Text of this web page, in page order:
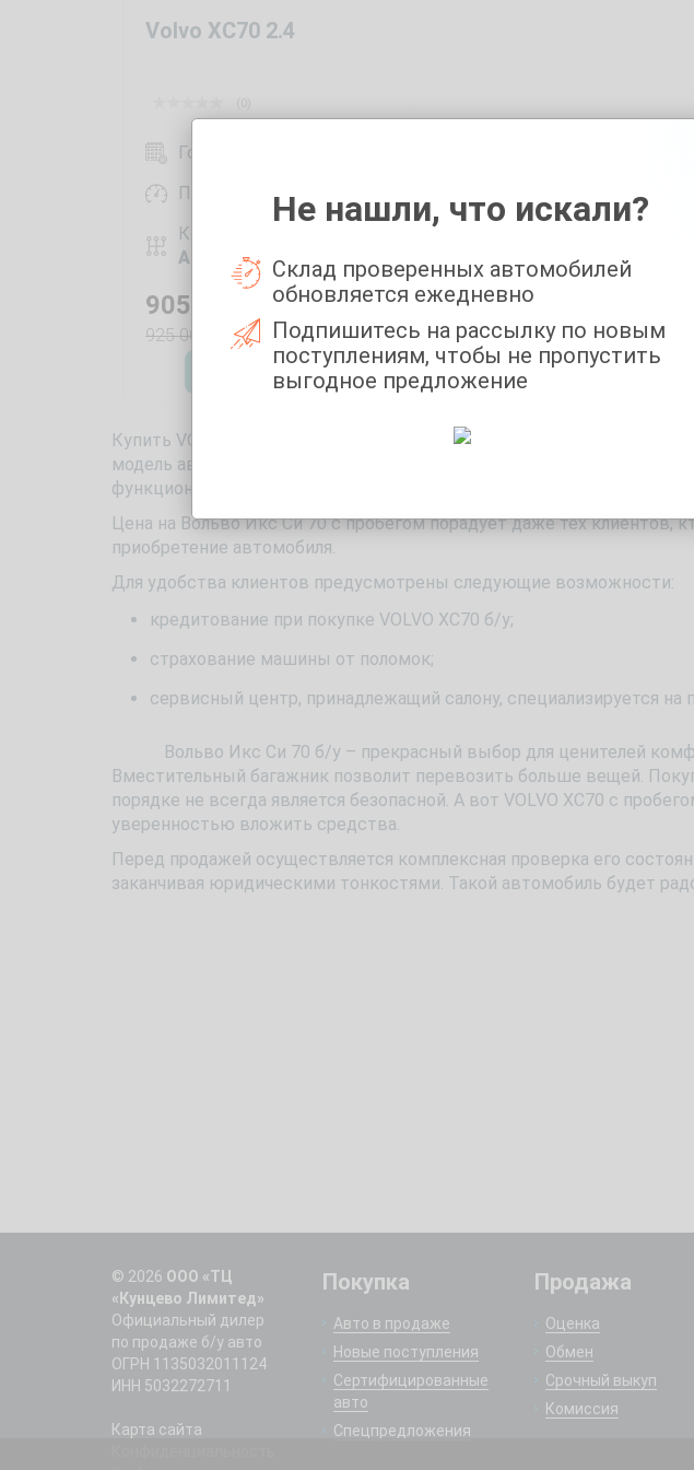
Volvo XC70 2.4
(0)
Год выпуска:
Пробег:
430000 км
Коробка передач:
Автоматическая
905 000
925 000
Оставить заявку
Купить VOLVO XC70 с рук в Москве удобно и безопасно можно в
модель авто стабильно держится в топе рейтинга универсалов и по
функциональной.
Цена на Вольво Икс Си 70 с пробегом порадует даже тех клиентов,
приобретение автомобиля.
Для удобства клиентов предусмотрены следующие возможности:
кредитование при покупке VOLVO XC70 б/у;
страхование машины от поломок;
сервисный центр, принадлежащий салону, специализируется на
Вольво Икс Си 70 б/у – прекрасный выбор для ценителей
Вместительный багажник позволит перевозить больше вещей.
порядке не всегда является безопасной. А вот VOLVO XC70 с
уверенностью вложить средства.
Перед продажей осуществляется комплексная проверка его
заканчивая юридическими тонкостями. Такой автомобиль будет
Не нашли, что искали?
Склад проверенных автомобилей
обновляется ежедневно
Подпишитесь на рассылку по новым
поступлениям, чтобы не пропустить
выгодное предложение
© 2026 ООО «ТЦ
«Кунцево Лимитед»
Официальный дилер
по продаже б/у авто
ОГРН 1135032011124
ИНН 5032272711
Карта сайта
Покупка
Авто в продаже
Новые поступления
Сертифицированные
авто
Спецпредложения
Продажа
Оценка
Обмен
Срочный выкуп
Комиссия